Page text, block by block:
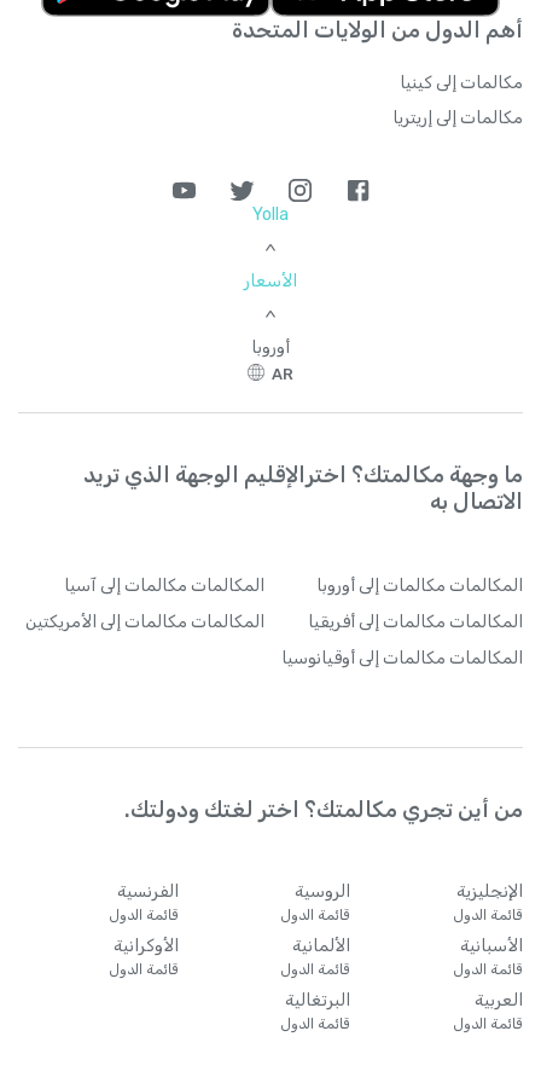
أهم الدول من الولايات المتحدة
مكالمات إلى كينيا
مكالمات إلى إريتريا
Yolla
>
الأسعار
>
أوروبا
AR
ما وجهة مكالمتك؟ اخترالإقليم الوجهة الذي تريد
الاتصال به
المكالمات مكالمات إلى أوروبا المكالمات مكالمات إلى آسيا
المكالمات مكالمات إلى أفريقيا المكالمات مكالمات إلى الأمريكتين
المكالمات مكالمات إلى أوقيانوسيا
من أين تجري مكالمتك؟ اختر لغتك ودولتك.
الإنجليزية
قائمة الدول
الروسية
قائمة الدول
الفرنسية
قائمة الدول
الأسبانية
قائمة الدول
الألمانية
قائمة الدول
الأوكرانية
قائمة الدول
العربية
قائمة الدول
البرتغالية
قائمة الدول